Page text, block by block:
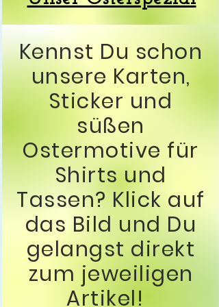
Kennst Du schon
unsere Karten,
Sticker und
süßen
Ostermotive für
Shirts und
Tassen? Klick auf
das Bild und Du
gelangst direkt
zum jeweiligen
Artikel!